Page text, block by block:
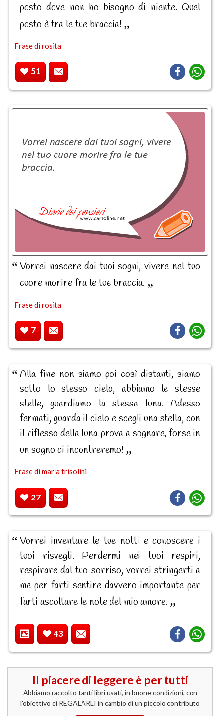
posto dove non ho bisogno di niente. Quel
posto è tra le tue braccia!
Frase di rosita
51
Vorrei nascere dai tuoi sogni, vivere nel tuo
cuore morire fra le tue braccia.
Frase di rosita
7
Alla fine non siamo poi così distanti, siamo
sotto lo stesso cielo, abbiamo le stesse
stelle, guardiamo la stessa luna. Adesso
fermati, guarda il cielo e scegli una stella, con
il riflesso della luna prova a sognare, forse in
un sogno ci incontreremo!
Frase di maria trisolini
27
Vorrei inventare le tue notti e conoscere i
tuoi risvegli. Perdermi nei tuoi respiri,
respirare dal tuo sorriso, vorrei stringerti a
me per farti sentire davvero importante per
farti ascoltare le note del mio amore.
43
Il piacere di leggere è per tutti
Abbiamo raccolto tanti libri usati, in buone condizioni, con
l'obiettivo di REGALARLI in cambio di un piccolo contributo